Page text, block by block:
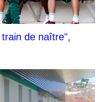
de naître",